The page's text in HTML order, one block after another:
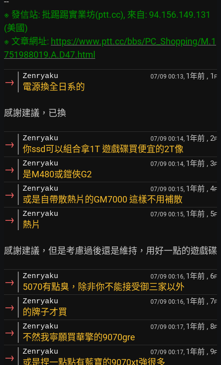
※ 發信站: 批踢踢實業坊(ptt.cc), 來自: 94.156.149.131
(美國)
※ 文章網址: https://www.ptt.cc/bbs/PC_Shopping/M.1
751988019.A.D47.html
→ Zenryaku 07/09 00:13, 1年前 , 1 F
電源換全日系的
→ Zenryaku 07/09 00:14, 1年前 , 2F
你ssd可以組合拿1T 遊戲碟買便宜的2T像
→ Zenryaku 07/09 00:14, 1年前 , 3F
是M480或鎧俠G2
→ Zenryaku 07/09 00:15, 1年前 , 4F
或是自帶散熱片的GM7000 這樣不用補散
→ Zenryaku 07/09 00:15, 1年前 , 5F
熱片
→ Zenryaku 07/09 00:16, 1年前 , 6F
5070有點臭，除非你不能接受御三家以外
→ Zenryaku 07/09 00:16, 1年前 , 7F
的牌子才買
→ Zenryaku 07/09 00:17, 1年前 , 8F
不然我寧願買華擎的9070gre
→ Zenryaku 07/09 00:17, 1年前 , 9F
或是捏一點點有藍寶的9070xt強很多